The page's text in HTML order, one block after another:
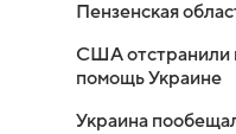
Пензенская
США отстранили
помощь Украине
Украина